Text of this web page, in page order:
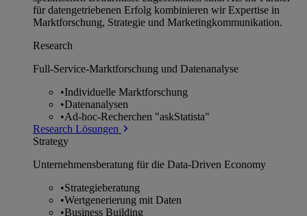
für datengetriebenen Erfolg kombinieren wir Expertise in
Marktforschung, Strategie und Marketingkommunikation.
Research
Full-Service-Marktforschung und Datenanalyse
•Individuelle Marktforschung
•Datenanalysen
•Ad-hoc-Recherchen "askStatista"
Research Lösungen
Strategy
Unternehmens­beratung für die Data-Driven Economy
•Strategieberatung
•Wertgenerierung mit Daten
•Business Building